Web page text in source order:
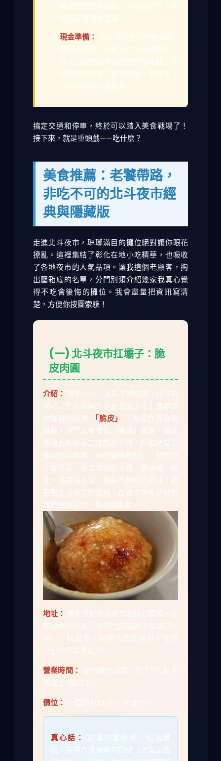
團或問問當地朋友。可別撲空了，那
失落感會讓你更餓！
現金準備： 北斗夜市絕大多數攤商
都只收現金！行動支付普及度還不
高。出發前記得領好鈔票和零錢，免
得看到美食卻只能乾瞪眼。那感覺，
比找不到車位還難受。
搞定交通和停車，終於可以踏入美食戰場了！
接下來，就是重頭戲——吃什麼？
美食推薦：老饕帶路，
非吃不可的北斗夜市經
典與隱藏版
走進北斗夜市，琳瑯滿目的攤位絕對讓你眼花
撩亂。這裡集結了彰化在地小吃精華，也吸收
了各地夜市的人氣品項。讓我這個老顧客，掏
出壓箱底的名單，分門別類介紹幾家我真心覺
得不吃會後悔的攤位。我會盡量把資訊寫清
楚，方便你按圖索驥！
(一) 北斗夜市扛壩子：脆
皮肉圓
介紹： 說到北斗，怎能不提肉圓？北斗肉
圓可是彰化肉圓的重要流派之一！這裡的
肉圓特色就是
「脆皮」
。外皮炸得金黃
酥脆，咬下去會發出「喀滋」聲響，跟其
他地方的軟Q口感截然不同。內餡通常是
醃過的赤肉塊（有時會帶點肥），搭配筍
丁或鳥蛋，淋上特調的米醬、醬油膏、蒜
泥，再撒點香菜。那鹹香酥脆的滋味，絕
對是北斗夜市的靈魂！在夜市裡有好幾攤
賣脆皮肉圓的，各有擁護者。
地址： 通常位於北斗夜市的核心區域，比
較顯眼的位置（接近鬥苑路與光復路口一
帶）。找最多人排隊的那攤通常不會錯
（但也可能等最久）。
營業時間： 夜市開市時間（約下午5點半
到晚上11點左右）。
價位： 一顆約 NT$40 - NT$50。
真心話：